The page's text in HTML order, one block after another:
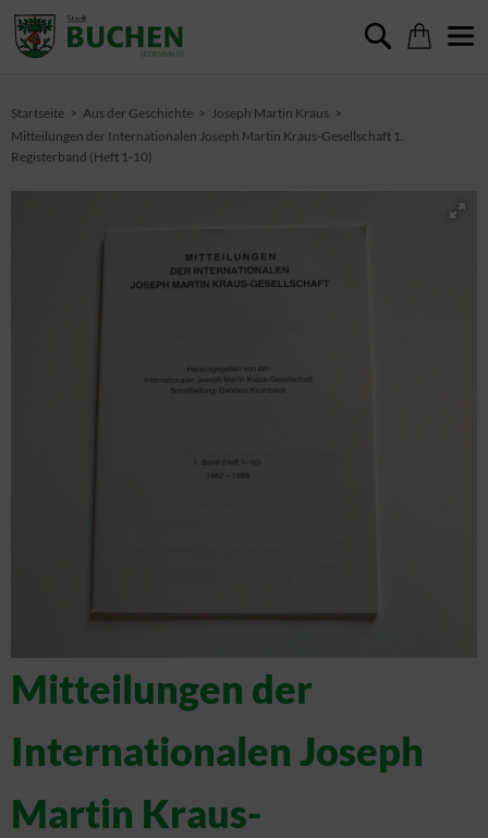
Startseite Aus der Geschichte
Joseph Martin Kraus
Mitteilungen der Internationalen Joseph Martin Kraus-Gesellschaft 1.
Registerband (Heft 1-10)
Mitteilungen der
Internationalen Joseph
Martin Kraus-